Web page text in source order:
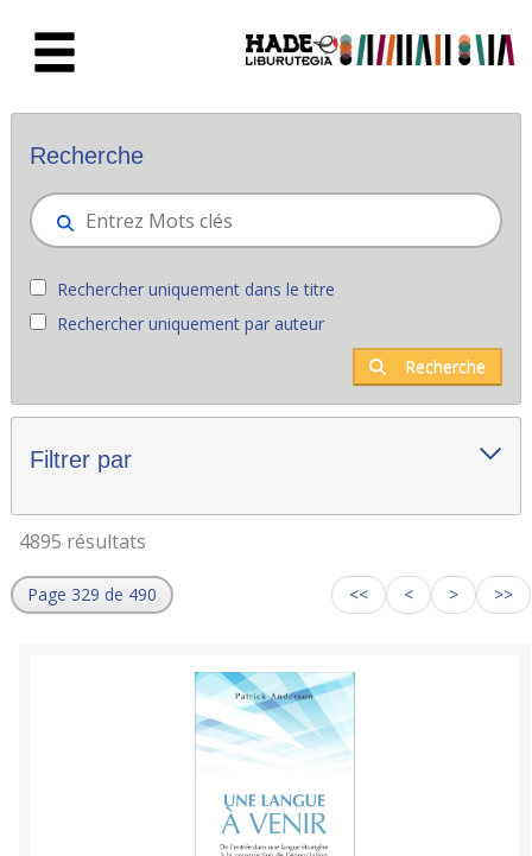
Nouveaux livres - Liburutegia
Recherche
Rechercher uniquement dans le titre
Rechercher uniquement par auteur
Recherche
Filtrer par
4895 résultats
Page 329 de 490 << < > >>